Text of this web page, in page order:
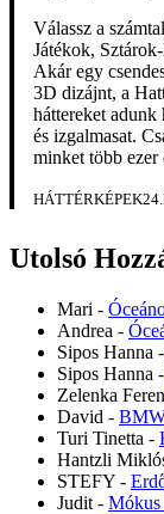
Válassz a
Játékok,
Akár egy
3D dizájnt, a
háttereket
és izgalmasat.
minket több ezer
Utolsó
Mari -
Andrea -
Sipos Hanna -
Sipos Hanna -
Zelenka
David -
Turi Tinetta -
Hantzli
STEFY -
Judit - Mókus